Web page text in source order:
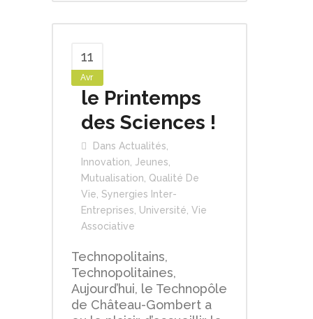
11
Avr
le Printemps
des Sciences !
Dans Actualités
Innovation Jeunes
Mutualisation Qualité De
Vie Synergies Inter-
Entreprises Université Vie
Associative
Technopolitains,
Technopolitaines,
Aujourd’hui, le Technopôle
de Château-Gombert a